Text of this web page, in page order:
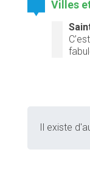
Villes
Il existe